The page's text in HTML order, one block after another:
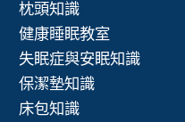
枕頭知識
健康睡眠教室
失眠症與安眠知識
保潔墊知識
床包知識